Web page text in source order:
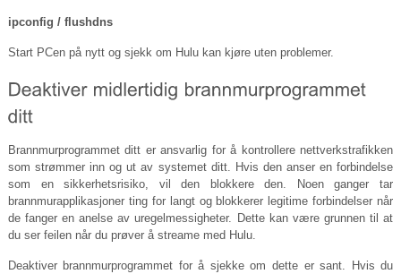
ipconfig / flushdns
Start PCen på nytt og sjekk om Hulu kan kjøre uten problemer.
Brannmurprogrammet ditt er ansvarlig for å kontrollere nettverkstrafikken
som strømmer inn og ut av systemet ditt. Hvis den anser en forbindelse
som en sikkerhetsrisiko, vil den blokkere den. Noen ganger tar
brannmurapplikasjoner ting for langt og blokkerer legitime forbindelser når
de fanger en anelse av uregelmessigheter. Dette kan være grunnen til at
du ser feilen når du prøver å streame med Hulu.
Deaktiver brannmurprogrammet for å sjekke om dette er sant. Hvis du